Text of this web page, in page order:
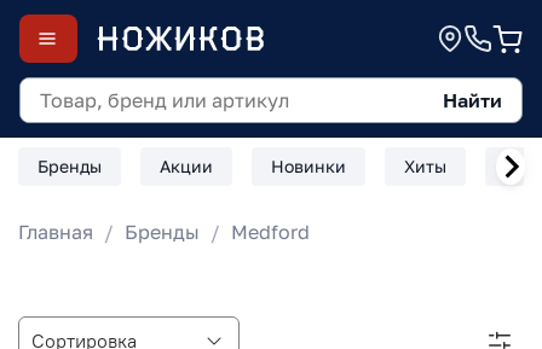
Найти
Бренды Акции Новинки Хиты
Главная Бренды Medford